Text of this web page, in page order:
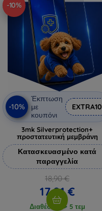
-10%
-10%
Έκπτωση
με
κουπόνι
EXTRA10
3mk Silverprotection+
προστατευτική μεμβράνη
Κατασκευασμένο κατά
παραγγελία
18,90 €
17,01 €
Διαθέσιμο > 5 τεμ